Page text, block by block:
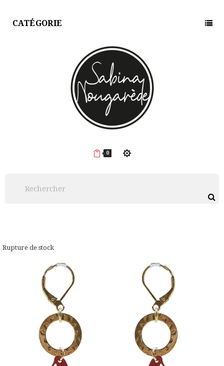
CATÉGORIE
0
Rupture de stock